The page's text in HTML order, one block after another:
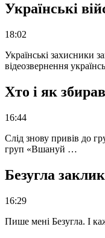
Українські
18:02
Українські захисники
відеозвернення
Хто і як
16:44
Слід знову привів до
груп «Вшануй …
Безугла
16:29
Пише мені Безугла. І